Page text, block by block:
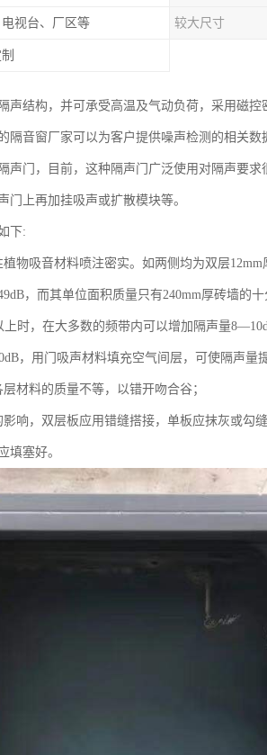
视台、厂区等 较大尺寸
声结构，并可承受高温及气动负荷，采用磁
隔音窗厂家可以为客户提供噪声检测的相关
声门，目前，这种隔声门广泛使用对隔声要
门上再加挂吸声或扩散模块等。
下:
物吸音材料喷注密实。如两侧均为双层
，而其单位面积质量只有240mm厚砖墙的
时，在大多数的频带内可以增加隔声量
，用门吸声材料填充空气间层，可使隔声量
材料的质量不等，以错开吻合谷；
响，双层板应用错缝搭接，单板应抹灰或勾
填塞好。